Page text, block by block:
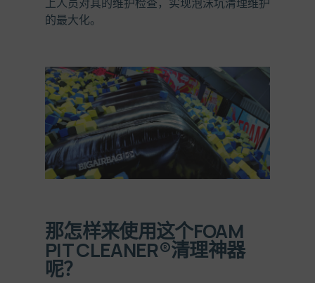
的最大化。
那怎样来使用这个FOAM
PIT CLEANER®清理神器
呢？